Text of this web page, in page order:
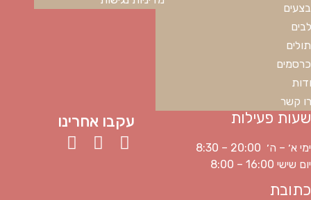
קשר
שעות פעילות
ימי א׳ – ה׳ 20:00 – 8:30
יום שישי 16:00 – 8:00
כתובת
עקבו אחרינו